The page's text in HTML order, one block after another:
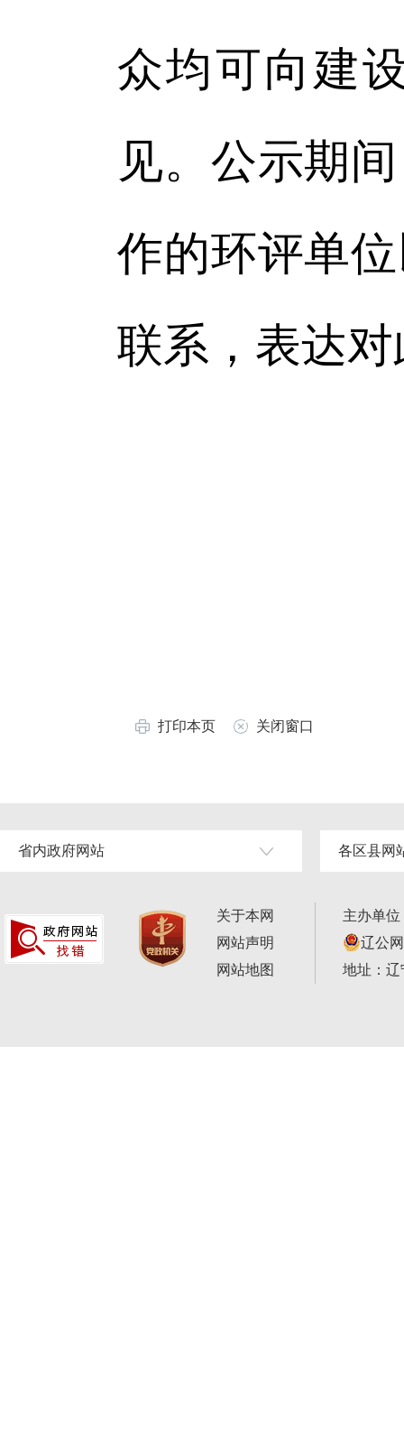
众均可向建
见。公示期
作的环评单
联系，表达
打印本页 关闭窗口
省内政府网站 各区县网
关于本网
网站声明
网站地图
主办单
辽公
地址：辽